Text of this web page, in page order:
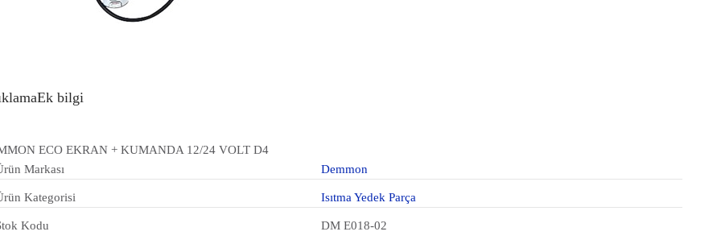
Ek bilgi
ECO EKRAN + KUMANDA 12/24 VOLT D4
Markası
Demmon
Kategorisi Isıtma Yedek Parça
Kodu DM E018-02